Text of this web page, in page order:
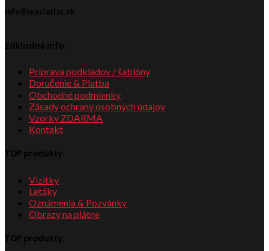
info@lepsiatlac.sk
Základné info:
Príprava podkladov / šablóny
Doručenie & Platba
Obchodné podmienky
Zásady ochrany osobných údajov
Vzorky ZDARMA
Kontakt
TOP produkty:
Vizitky
Letáky
Oznámenia & Pozvánky
Obrazy na plátne
TOP produkty: